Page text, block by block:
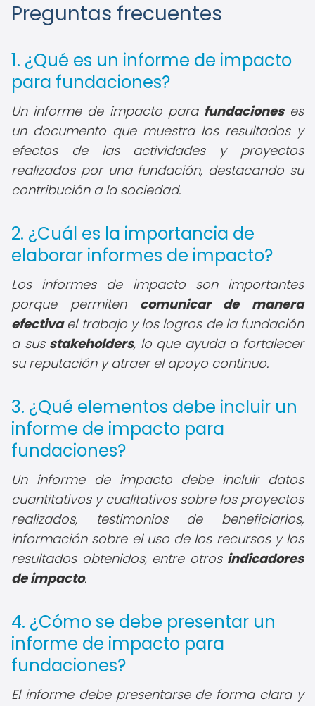
Preguntas frecuentes
1. ¿Qué es un informe de impacto
para fundaciones?
Un informe de impacto para fundacioneses
un documento que muestra los resultados y
efectos de las actividades y proyectos
realizados por una fundación, destacando su
contribución a la sociedad.
2. ¿Cuál es la importancia de
elaborar informes de impacto?
Los informes de impacto son importantes
porque permiten comunicar de manera
efectivael trabajo y los logros de la fundación
a sus stakeholders, lo que ayuda a fortalecer
su reputación y atraer el apoyo continuo.
3. ¿Qué elementos debe incluir un
informe de impacto para
fundaciones?
Un informe de impacto debe incluir datos
cuantitativos y cualitativos sobre los proyectos
realizados, testimonios de beneficiarios,
información sobre el uso de los recursos y los
resultados obtenidos, entre otros indicadores
de impacto.
4. ¿Cómo se debe presentar un
informe de impacto para
fundaciones?
El informe debe presentarse de forma clara y